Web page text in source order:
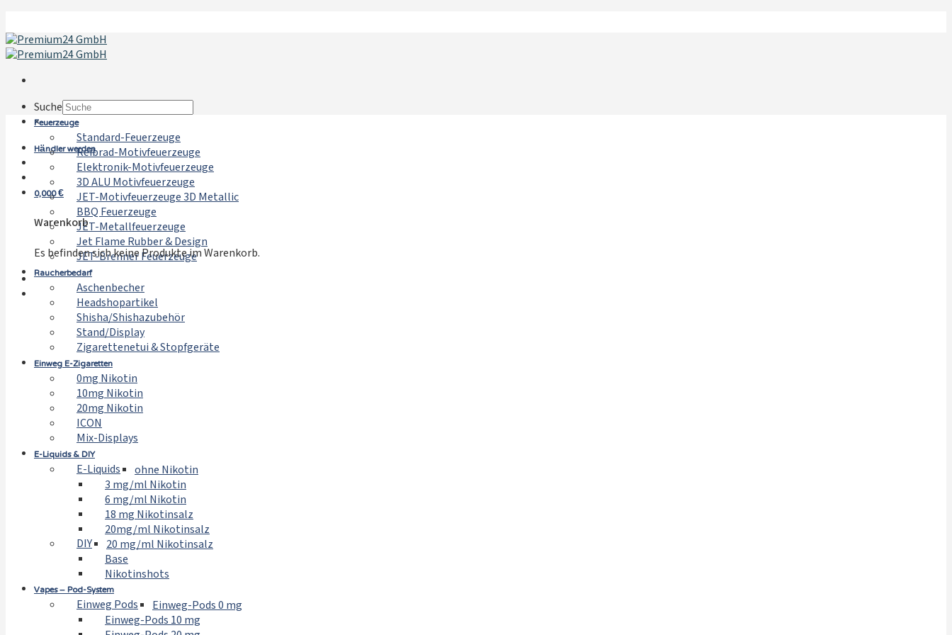
Inhalt
springen
Suche
×
Händler werden
0,000€
Warenkorb
Es befinden sich keine Produkte im Warenkorb.
Feuerzeuge
Standard-Feuerzeuge
Reibrad-Motivfeuerzeuge
Elektronik-Motivfeuerzeuge
3D ALU Motivfeuerzeuge
JET-Motivfeuerzeuge 3D Metallic
BBQ Feuerzeuge
JET-Metallfeuerzeuge
Jet Flame Rubber & Design
JET-Brenner Feuerzeuge
Raucherbedarf
Aschenbecher
Headshopartikel
Shisha/Shishazubehör
Stand/Display
Zigarettenetui & Stopfgeräte
Einweg E-Zigaretten
0mg Nikotin
10mg Nikotin
20mg Nikotin
ICON
Mix-Displays
E-Liquids & DIY
E-Liquids
ohne Nikotin
3 mg/ml Nikotin
6 mg/ml Nikotin
18 mg Nikotinsalz
20mg/ml Nikotinsalz
DIY
20 mg/ml Nikotinsalz
Base
Nikotinshots
Vapes – Pod-System
Einweg Pods
Einweg-Pods 0 mg
Einweg-Pods 10 mg